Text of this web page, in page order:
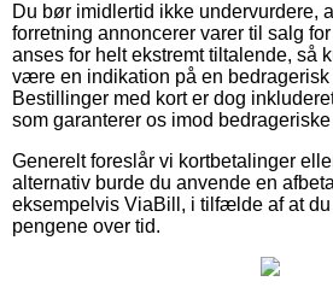
Du bør imidlertid ikke undervurdere,
forretning annoncerer varer til salg
anses for helt ekstremt tiltalende, så
være en indikation på en bedragerisk
Bestillinger med kort er dog
som garanterer os imod
Generelt foreslår vi kortbetalinger
alternativ burde du anvende en
eksempelvis ViaBill, i tilfælde af at
pengene over tid.